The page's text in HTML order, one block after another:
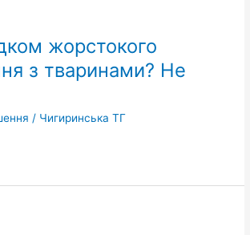
жорстокого
з тваринами? Не
/ Чигиринська ТГ